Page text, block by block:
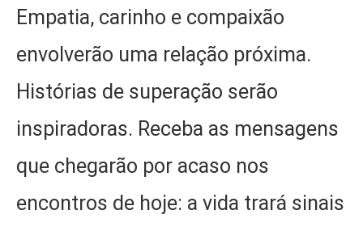
Empatia, carinho e compaixão
envolverão uma relação próxima.
Histórias de superação serão
inspiradoras. Receba as mensagens
que chegarão por acaso nos
encontros de hoje: a vida trará sinais